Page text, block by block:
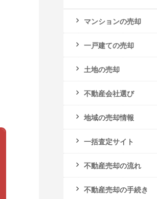
マンションの売却
一戸建ての売却
土地の売却
不動産会社選び
地域の売却情報
一括査定サイト
不動産売却の流れ
不動産売却の手続き